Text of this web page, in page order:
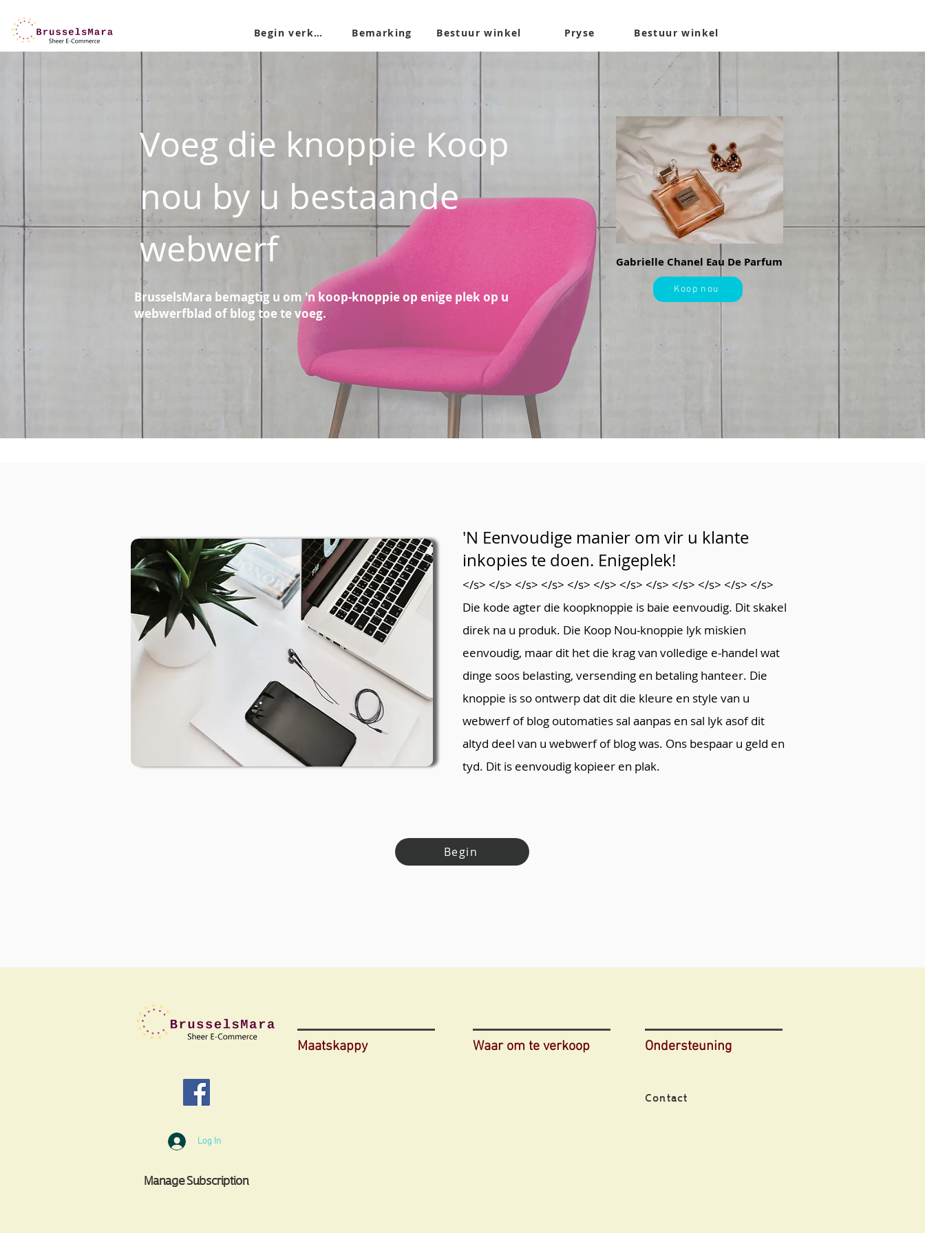
Begin verkoop Bemarking Bestuur winkel Pryse Bestuur winkel
Voeg die knoppie Koop
nou by u bestaande
webwerf
BrusselsMara bemagtig u om 'n koop-knoppie op enige plek op u
webwerfblad of blog toe te voeg.
Gabrielle Chanel Eau De Parfum
Koop nou
'N Eenvoudige manier om vir u klante
inkopies te doen. Enigeplek!
</s> </s> </s> </s> </s> </s> </s> </s> </s> </s> </s> </s>
Die kode agter die koopknoppie is baie eenvoudig. Dit skakel
direk na u produk. Die Koop Nou-knoppie lyk miskien
eenvoudig, maar dit het die krag van volledige e-handel wat
dinge soos belasting, versending en betaling hanteer. Die
knoppie is so ontwerp dat dit die kleure en style van u
webwerf of blog outomaties sal aanpas en sal lyk asof dit
altyd deel van u webwerf of blog was. Ons bespaar u geld en
tyd. Dit is eenvoudig kopieer en plak.
Begin
Maatskappy
Log In
Manage Subscription
Waar om te verkoop Ondersteuning
Contact